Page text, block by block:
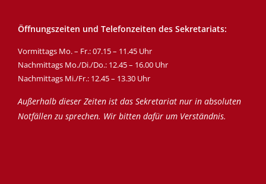
Öffnungszeiten und Telefonzeiten des Sekretariats:
Vormittags Mo. – Fr.: 07.15 – 11.45 Uhr
Nachmittags Mo./Di./Do.: 12.45 – 16.00 Uhr
Nachmittags Mi./Fr.: 12.45 – 13.30 Uhr
Außerhalb dieser Zeiten ist das Sekretariat nur in absoluten
Notfällen zu sprechen. Wir bitten dafür um Verständnis.